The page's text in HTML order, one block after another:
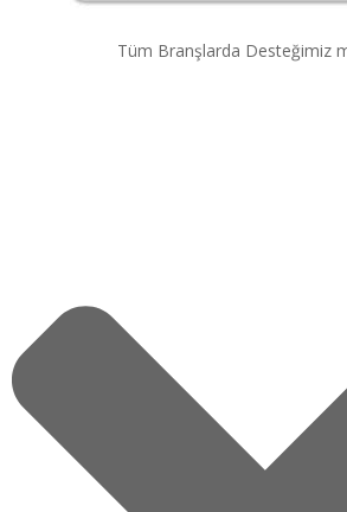
Tüm Branşlarda Desteğimiz